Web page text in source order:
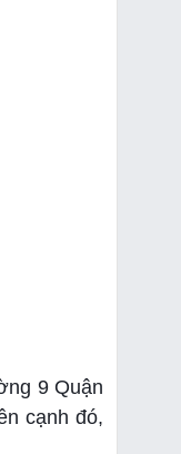
9 Quận
cạnh đó,